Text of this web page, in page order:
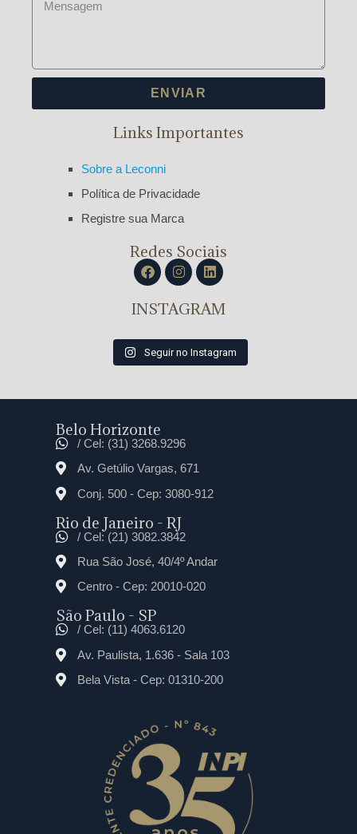
ENVIAR
Links Importantes
Sobre a Leconni
Política de Privacidade
Registre sua Marca
Redes Sociais
INSTAGRAM
Seguir no Instagram
Belo Horizonte
/ Cel: (31) 3268.9296
Av. Getúlio Vargas, 671
Conj. 500 - Cep: 3080-912
Rio de Janeiro - RJ
/ Cel: (21) 3082.3842
Rua São José, 40/4º Andar
Centro - Cep: 20010-020
São Paulo - SP
/ Cel: (11) 4063.6120
Av. Paulista, 1.636 - Sala 103
Bela Vista - Cep: 01310-200